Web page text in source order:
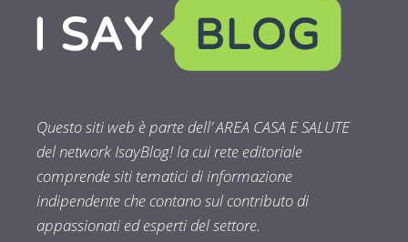
Questo siti web è parte dell’ AREA CASA E SALUTE
del network IsayBlog! la cui rete editoriale
comprende siti tematici di informazione
indipendente che contano sul contributo di
appassionati ed esperti del settore.